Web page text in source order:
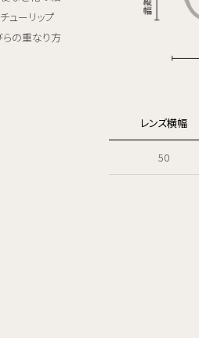
ューリップ
らの重なり方
レンズ横幅
50